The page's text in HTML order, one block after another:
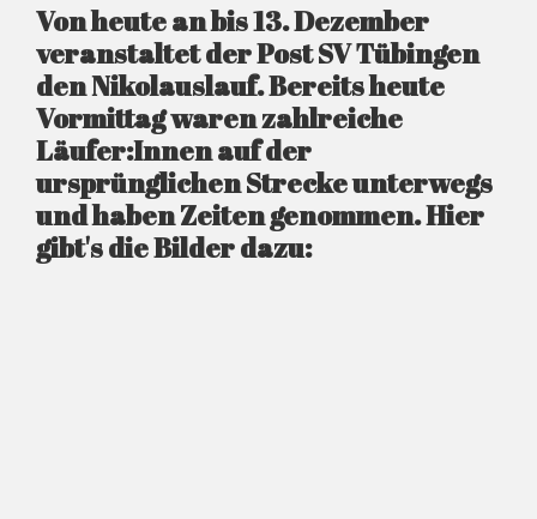
Von heute an bis 13. Dezember
veranstaltet der Post SV Tübingen
den Nikolauslauf. Bereits heute
Vormittag waren zahlreiche
Läufer:Innen auf der
ursprünglichen Strecke unterwegs
und haben Zeiten genommen. Hier
gibt's die Bilder dazu: